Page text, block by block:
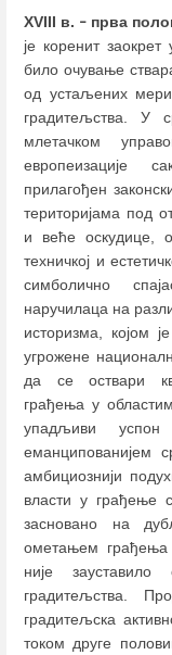
XVIII в. – прва
је коренит
било очување
од устаљених
градитељства. У
млетачком
европеизације
прилагођен
територијама под
и веће оскудице,
техничкој и
симболично
наручилаца на
историзма, којом
угрожене
да се оствари
грађења у
упадљиви
еманципованијем
амбициознији
власти у грађење
засновано на
ометањем грађења
није зауставило
градитељства.
градитељска
током друге